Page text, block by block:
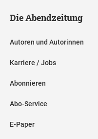
Die Abendzeitung
Autoren und Autorinnen
Karriere / Jobs
Abonnieren
Abo-Service
E-Paper